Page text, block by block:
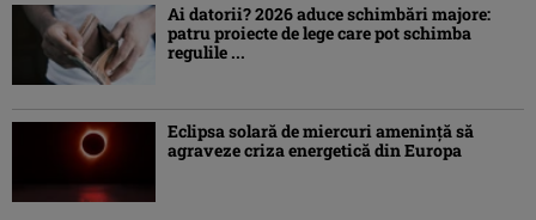
Ai datorii? 2026 aduce schimbări majore:
patru proiecte de lege care pot schimba
regulile ...
Eclipsa solară de miercuri ameninţă să
agraveze criza energetică din Europa